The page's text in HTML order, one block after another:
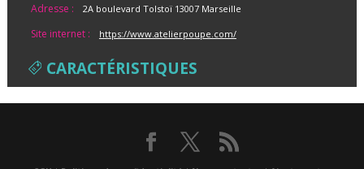
Adresse : 2A boulevard Tolstoï 13007 Marseille
Site internet : https://www.atelierpoupe.com/
CARACTÉRISTIQUES